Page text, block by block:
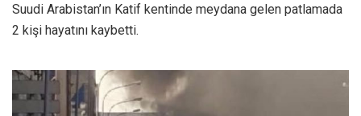
Suudi Arabistan’ın Katif kentinde meydana gelen patlamada
2 kişi hayatını kaybetti.